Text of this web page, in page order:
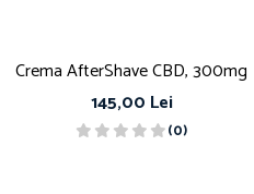
Crema AfterShave CBD, 300mg
145,00 Lei
(0)